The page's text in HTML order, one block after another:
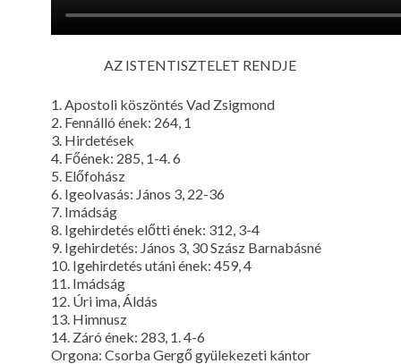
AZ ISTENTISZTELET RENDJE
1. Apostoli köszöntés Vad Zsigmond
2. Fennálló ének: 264, 1
3. Hirdetések
4. Főének: 285, 1-4. 6
5. Előfohász
6. Igeolvasás: János 3, 22-36
7. Imádság
8. Igehirdetés előtti ének: 312, 3-4
9. Igehirdetés: János 3, 30 Szász Barnabásné
10. Igehirdetés utáni ének: 459, 4
11. Imádság
12. Úri ima, Áldás
13. Himnusz
14. Záró ének: 283, 1. 4-6
Orgona: Csorba Gergő gyülekezeti kántor